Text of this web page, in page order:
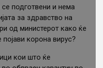
подготвени и нема
за здравство на
од министерот како ќе
корона вирус?
кои што ќе